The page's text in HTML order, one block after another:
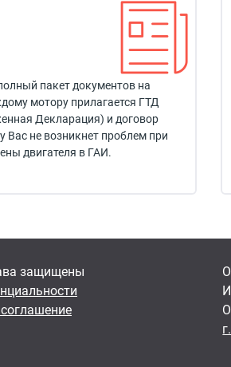
пакет документов на
мотору прилагается ГТД
Декларация) и договор
Вас не возникнет проблем при
двигателя в ГАИ.
защищены